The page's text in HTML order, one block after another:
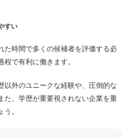
すい
た時間で多くの候補者を評価する必
で有利に働きます。
以外のユニークな経験や、圧倒的な
た、学歴が重要視されない企業を重
。